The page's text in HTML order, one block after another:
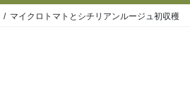
マイクロトマトとシチリアンルージュ初収穫